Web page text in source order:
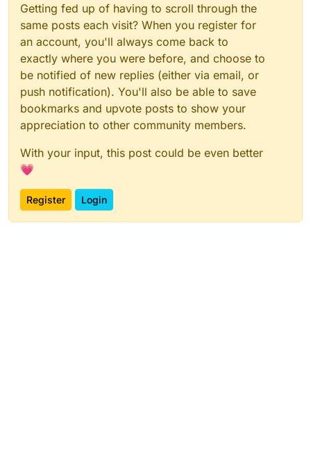
Getting fed up of having to scroll through the
same posts each visit? When you register for
an account, you'll always come back to
exactly where you were before, and choose to
be notified of new replies (either via email, or
push notification). You'll also be able to save
bookmarks and upvote posts to show your
appreciation to other community members.
With your input, this post could be even better
💗
Register Login